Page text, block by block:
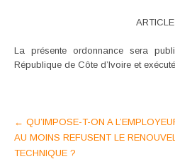
La présente ordonnance sera
République de Côte d’Ivoire et
Post
navigation
← QU’IMPOSE-T-ON A
AU MOINS REFUSENT LE
TECHNIQUE ?